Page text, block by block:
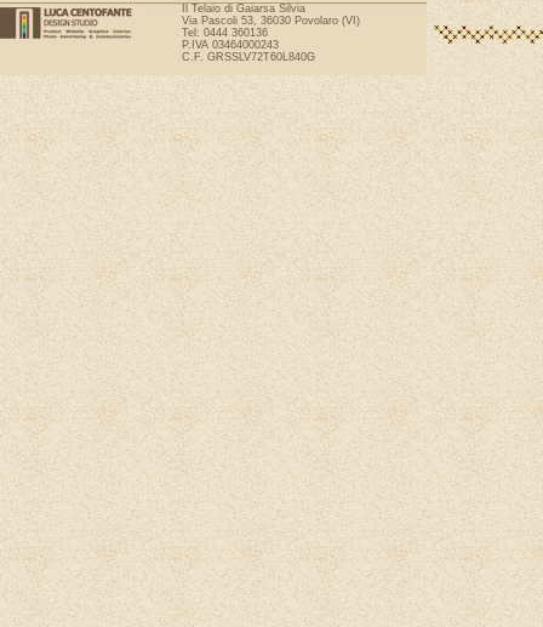
Il Telaio di Gaiarsa Silvia
Via Pascoli 53, 36030 Povolaro (VI)
Tel: 0444 360136
P.IVA 03464000243
C.F. GRSSLV72T60L840G